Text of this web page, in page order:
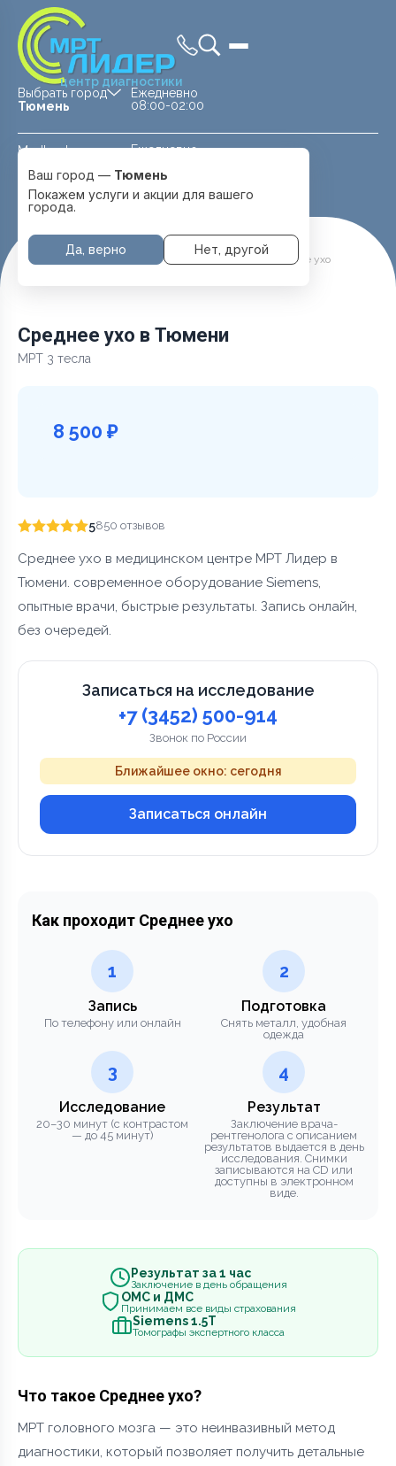
центр диагностики
Выбрать город
Тюмень
Medland —
Тюмень
Ежедневно
08:00-02:00
Ежедневно
Перейти
Ваш город — Тюмень
Покажем услуги и акции для вашего
города.
Да, верно Нет, другой
Главная Услуги и цены МРТ Головы Среднее ухо
Среднее ухо в Тюмени
МРТ 3 тесла
8 500 ₽
5850 отзывов
Среднее ухо в медицинском центре МРТ Лидер в
Тюмени. современное оборудование Siemens,
опытные врачи, быстрые результаты. Запись онлайн,
без очередей.
Записаться на исследование
+7 (3452) 500-914
Звонок по России
Ближайшее окно: сегодня
Записаться онлайн
Как проходит Среднее ухо
1
Запись
По телефону или онлайн
2
Подготовка
Снять металл, удобная
одежда
3
Исследование
20–30 минут (с контрастом
— до 45 минут)
4
Результат
Заключение врача-
рентгенолога с описанием
результатов выдается в день
исследования. Снимки
записываются на CD или
доступны в электронном
виде.
Результат за 1 час
Заключение в день обращения
ОМС и ДМС
Принимаем все виды страхования
Siemens 1.5Т
Томографы экспертного класса
Что такое Среднее ухо?
МРТ головного мозга — это неинвазивный метод
диагностики, который позволяет получить детальные